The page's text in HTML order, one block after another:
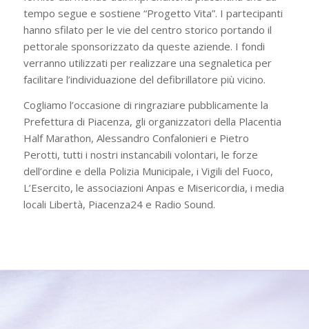
tempo segue e sostiene “Progetto Vita”. I partecipanti
hanno sfilato per le vie del centro storico portando il
pettorale sponsorizzato da queste aziende. I fondi
verranno utilizzati per realizzare una segnaletica per
facilitare l’individuazione del defibrillatore più vicino.
Cogliamo l’occasione di ringraziare pubblicamente la
Prefettura di Piacenza, gli organizzatori della Placentia
Half Marathon, Alessandro Confalonieri e Pietro
Perotti, tutti i nostri instancabili volontari, le forze
dell’ordine e della Polizia Municipale, i Vigili del Fuoco,
L’Esercito, le associazioni Anpas e Misericordia, i media
locali Libertà, Piacenza24 e Radio Sound.